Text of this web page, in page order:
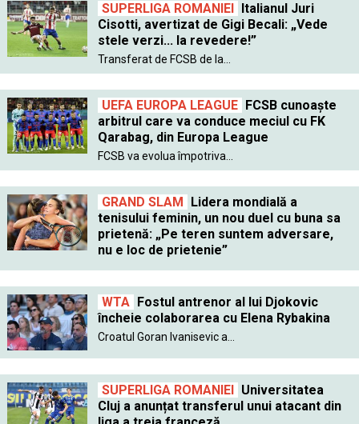
SUPERLIGA ROMANIEI
Italianul Juri
Cisotti, avertizat de Gigi Becali: „Vede
stele verzi... la revedere!”
Transferat de FCSB de la...
UEFA EUROPA LEAGUE
FCSB cunoaște
arbitrul care va conduce meciul cu FK
Qarabag, din Europa League
FCSB va evolua împotriva...
GRAND SLAM
Lidera mondială a
tenisului feminin, un nou duel cu buna sa
prietenă: „Pe teren suntem adversare,
nu e loc de prietenie”
WTA
Fostul antrenor al lui Djokovic
încheie colaborarea cu Elena Rybakina
Croatul Goran Ivanisevic a...
SUPERLIGA ROMANIEI
Universitatea
Cluj a anunțat transferul unui atacant din